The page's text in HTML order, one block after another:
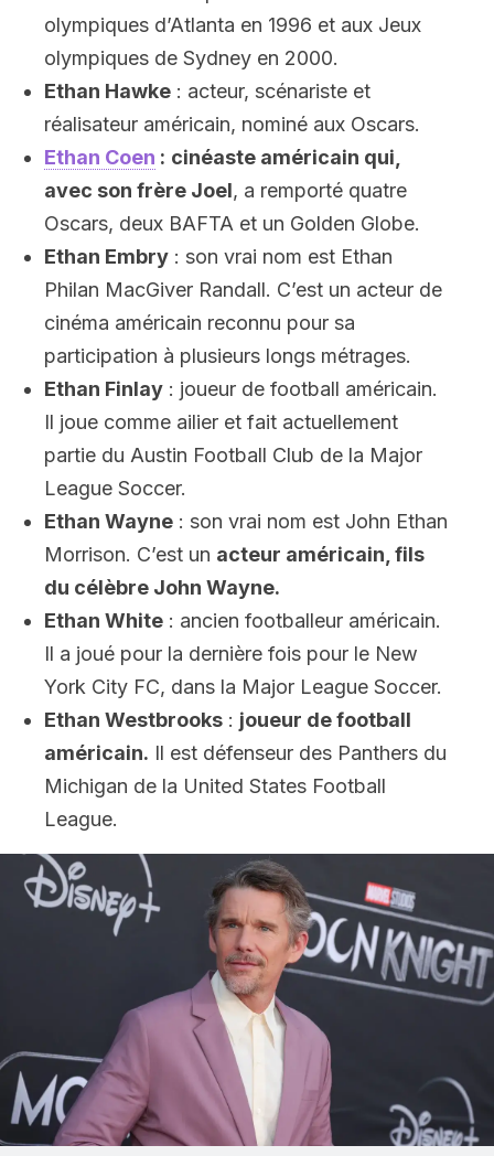
olympiques d’Atlanta en 1996 et aux Jeux
olympiques de Sydney en 2000.
Ethan Hawke : acteur, scénariste et
réalisateur américain, nominé aux Oscars.
Ethan Coen : cinéaste américain qui,
avec son frère Joel, a remporté quatre
Oscars, deux BAFTA et un Golden Globe.
Ethan Embry : son vrai nom est Ethan
Philan MacGiver Randall. C’est un acteur de
cinéma américain reconnu pour sa
participation à plusieurs longs métrages.
Ethan Finlay : joueur de football américain.
Il joue comme ailier et fait actuellement
partie du Austin Football Club de la Major
League Soccer.
Ethan Wayne : son vrai nom est John Ethan
Morrison. C’est un acteur américain, fils
du célèbre John Wayne.
Ethan White : ancien footballeur américain.
Il a joué pour la dernière fois pour le New
York City FC, dans la Major League Soccer.
Ethan Westbrooks : joueur de football
américain. Il est défenseur des Panthers du
Michigan de la United States Football
League.